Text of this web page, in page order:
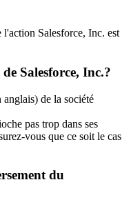
Salesforce, Inc. est
Salesforce, Inc.?
de la société
pas trop dans ses
vous que ce soit le cas
du